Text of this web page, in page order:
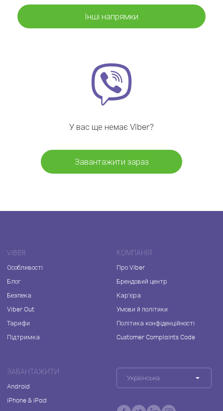
Інші напрямки
У вас ще немає Viber?
Завантажити зараз
VIBER
Особливості
Блог
Безпека
Viber Out
Тарифи
Підтримка
КОМПАНІЯ
Про Viber
Брендовий центр
Кар'єра
Умови й політики
Політика конфіденційності
Customer Complaints Code
ЗАВАНТАЖИТИ
Android
iPhone & iPad
Українська